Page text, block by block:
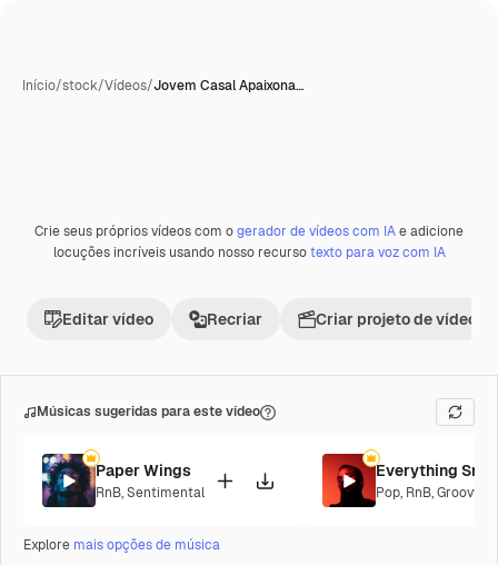
Início/stock/Vídeos/Jovem Casal Apaixona…
Crie seus próprios vídeos com ogerador de vídeos com IAe adicione
locuções incríveis usando nosso recursotexto para voz com IA
Editar vídeo Recriar Criar projeto de vídeo
Músicas sugeridas para este vídeo
Paper Wings
RnB,Sentimental
Everything
Pop, RnB,Groovy
Explore mais opções de música